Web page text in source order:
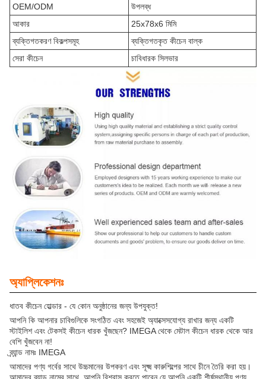
OEM/ODM
উপলব্ধ
আকার
25x78x6 মিমি
ব্যক্তিগতকরণ বিকল্পসমূহ
ব্যক্তিগতকৃত কীচেন বাল্ক
সেরা কীচেন
চাবিধারক সিলভার
অ্যাপ্লিকেশনঃ
ধাতব কীচেন হোল্ডার - যে কোন অনুষ্ঠানের জন্য উপযুক্ত!
আপনি কি আপনার চাবিগুলিকে সংগঠিত এবং সহজেই অ্যাক্সেসযোগ্য রাখার জন্য একটি
স্টাইলিশ এবং টেকসই কীচেন ধারক খুঁজছেন? IMEGA থেকে মেটাল কীচেন ধারক থেকে আর
বেশি খুঁজবেন না!
ব্র্যান্ড নামঃ IMEGA
আমাদের পণ্য গর্বের সাথে উচ্চমানের উপকরণ এবং সূক্ষ্ম কারুশিল্পের সাথে চীনে তৈরি করা হয়।